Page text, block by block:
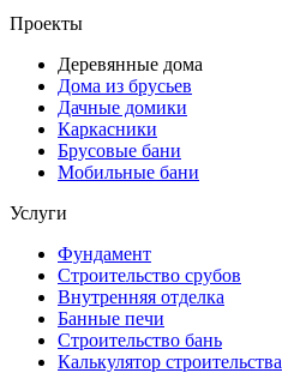
Проекты
Деревянные дома
Дома из брусьев
Дачные домики
Каркасники
Брусовые бани
Мобильные бани
Услуги
Фундамент
Строительство срубов
Внутренняя отделка
Банные печи
Строительство бань
Калькулятор строительства